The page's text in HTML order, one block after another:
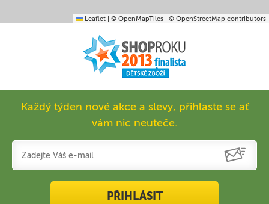
Leaflet © OpenMapTiles © OpenStreetMap contributors
Každý týden nové akce a slevy, přihlaste se ať
vám nic neuteče.
PŘIHLÁSIT